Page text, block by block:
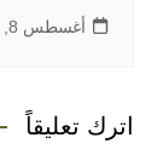
أغسطس 8, 2026
اترك تعليقاً